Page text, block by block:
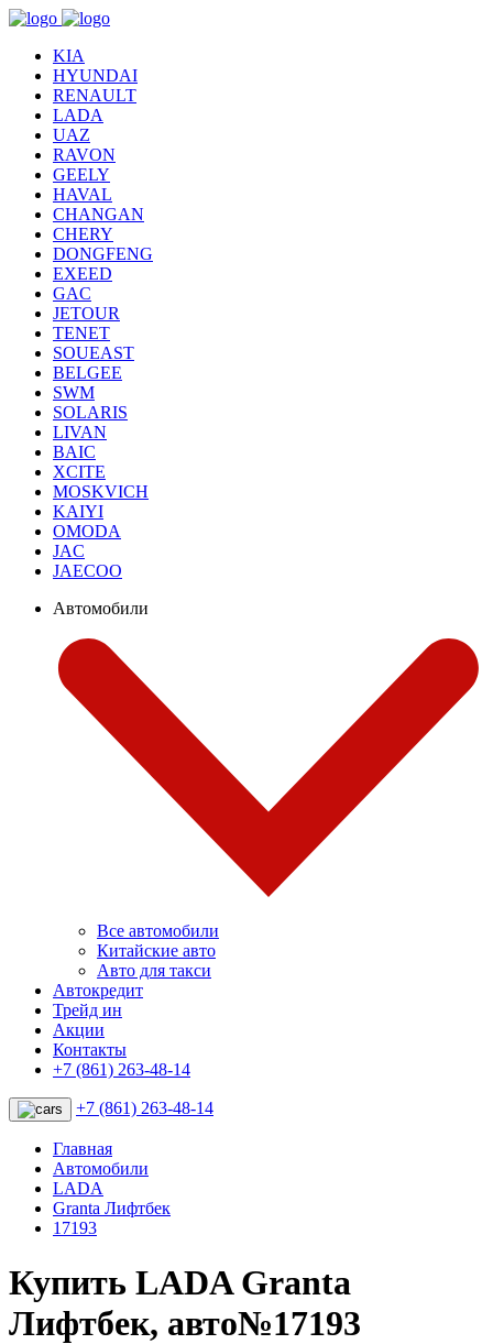
KIA
HYUNDAI
RENAULT
LADA
UAZ
RAVON
GEELY
HAVAL
CHANGAN
CHERY
DONGFENG
EXEED
GAC
JETOUR
TENET
SOUEAST
BELGEE
SWM
SOLARIS
LIVAN
BAIC
XCITE
MOSKVICH
KAIYI
OMODA
JAC
JAECOO
Автомобили
Все автомобили
Китайские авто
Авто для такси
Автокредит
Трейд ин
Акции
Контакты
+7 (861) 263-48-14
+7 (861) 263-48-14
Главная
Автомобили
LADA
Granta Лифтбек
17193
Купить LADA Granta
Лифтбек, авто№17193